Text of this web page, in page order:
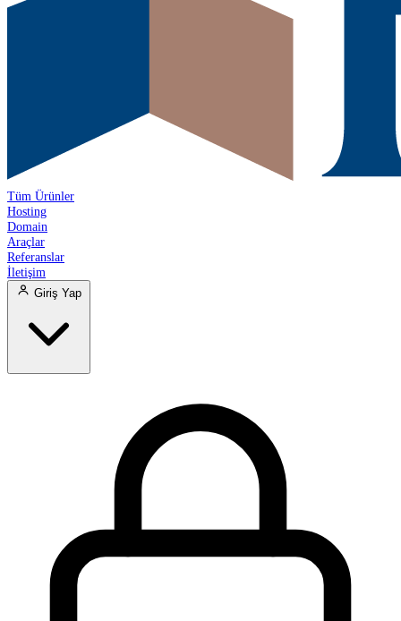
Tüm Ürünler
Hosting
Domain
Araçlar
Referanslar
İletişim
Giriş Yap